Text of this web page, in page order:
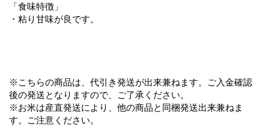
「食味特徴」
・粘り甘味が良です。
※こちらの商品は、代引き発送が出来兼ねます。ご入金確認
後の発送となりますので、ご了承ください。
※お米は産直発送により、他の商品と同梱発送出来兼ねま
す。ご注意ください。